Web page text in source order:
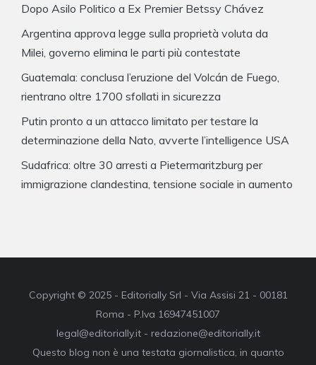
Dopo Asilo Politico a Ex Premier Betssy Chávez
Argentina approva legge sulla proprietà voluta da
Milei, governo elimina le parti più contestate
Guatemala: conclusa l’eruzione del Volcán de Fuego,
rientrano oltre 1700 sfollati in sicurezza
Putin pronto a un attacco limitato per testare la
determinazione della Nato, avverte l’intelligence USA
Sudafrica: oltre 30 arresti a Pietermaritzburg per
immigrazione clandestina, tensione sociale in aumento
Copyright © 2025 - Editorially Srl - Via Assisi 21 - 00181
Roma - P.Iva 16947451007
legal@editorially.it - redazione@editorially.it
Questo blog non è una testata giornalistica, in quanto